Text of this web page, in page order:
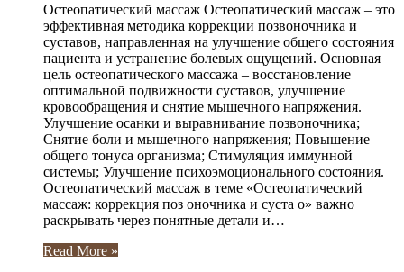
Остеопатический массаж Остеопатический массаж – это
эффективная методика коррекции позвоночника и
суставов, направленная на улучшение общего состояния
пациента и устранение болевых ощущений. Основная
цель остеопатического массажа – восстановление
оптимальной подвижности суставов, улучшение
кровообращения и снятие мышечного напряжения.
Улучшение осанки и выравнивание позвоночника;
Снятие боли и мышечного напряжения; Повышение
общего тонуса организма; Стимуляция иммунной
системы; Улучшение психоэмоционального состояния.
Остеопатический массаж в теме «Остеопатический
массаж: коррекция поз оночника и суста о» важно
раскрывать через понятные детали и…
Read More »